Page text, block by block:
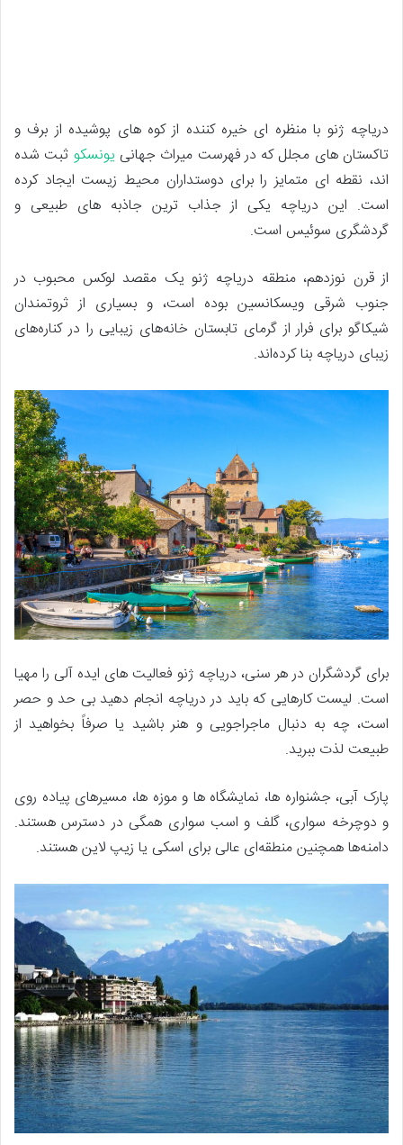
دریاچه ژنو با منظره ای خیره کننده از کوه های پوشیده از برف و
تاکستان های مجلل که در فهرست میراث جهانی یونسکو ثبت شده
اند، نقطه ای متمایز را برای دوستداران محیط زیست ایجاد کرده
است. این دریاچه یکی از جذاب ترین جاذبه های طبیعی و
گردشگری سوئیس است.
از قرن نوزدهم، منطقه دریاچه ژنو یک مقصد لوکس محبوب در
جنوب شرقی ویسکانسین بوده است، و بسیاری از ثروتمندان
شیکاگو برای فرار از گرمای تابستان خانه‌های زیبایی را در کناره‌های
زیبای دریاچه بنا کرده‌اند.
برای گردشگران در هر سنی، دریاچه ژنو فعالیت های ایده آلی را مهیا
است. لیست کارهایی که باید در دریاچه انجام دهید بی حد و حصر
است، چه به دنبال ماجراجویی و هنر باشید یا صرفاً بخواهید از
طبیعت لذت ببرید.
پارک آبی، جشنواره ها، نمایشگاه ها و موزه ها، مسیرهای پیاده روی
و دوچرخه سواری، گلف و اسب سواری همگی در دسترس هستند.
دامنه‌ها همچنین منطقه‌ای عالی برای اسکی یا زیپ لاین هستند.